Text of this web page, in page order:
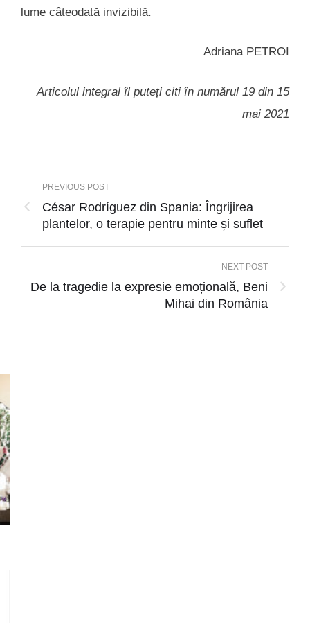
lume câteodată invizibilă.
Adriana PETROI
Articolul integral îl puteți citi în numărul 19 din 15
mai 2021
PREVIOUS POST
César Rodríguez din Spania: Îngrijirea
plantelor, o terapie pentru minte și suflet
NEXT POST
De la tragedie la expresie emoțională, Beni
Mihai din România